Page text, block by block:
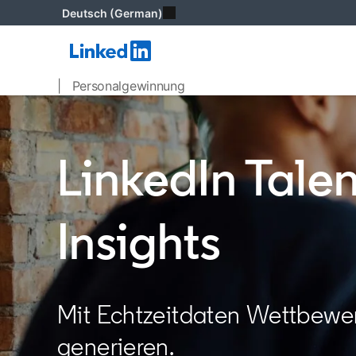
Deutsch (German)
| Personalgewinnung
LinkedIn
Insights
Mit Echtzeitdaten
generieren.